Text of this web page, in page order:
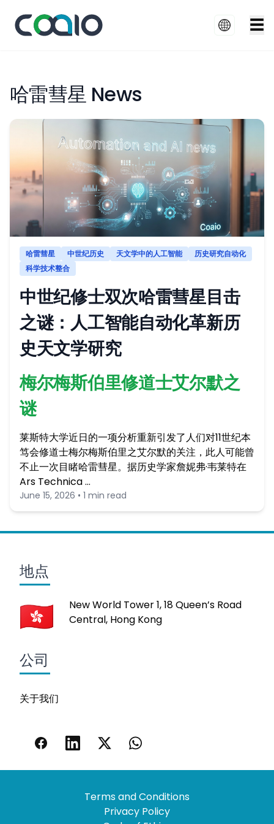
☰
哈雷彗星 News
哈雷彗星 中世纪历史 天文学中的人工智能
历史研究自动化
科学技术整合
中世纪修士双次哈雷彗星目击
之谜：人工智能自动化革新历
史天文学研究
梅尔梅斯伯里修道士艾尔默之
谜
莱斯特大学近日的一项分析重新引发了人们对11世纪本
笃会修道士梅尔梅斯伯里之艾尔默的关注，此人可能曾
不止一次目睹哈雷彗星。据历史学家詹妮弗·韦莱特在
Ars Technica …
June 15, 2026 • 1 min read
地点
New World Tower 1, 18 Queen’s Road
Central, Hong Kong
公司
关于我们
Terms and Conditions
Privacy Policy